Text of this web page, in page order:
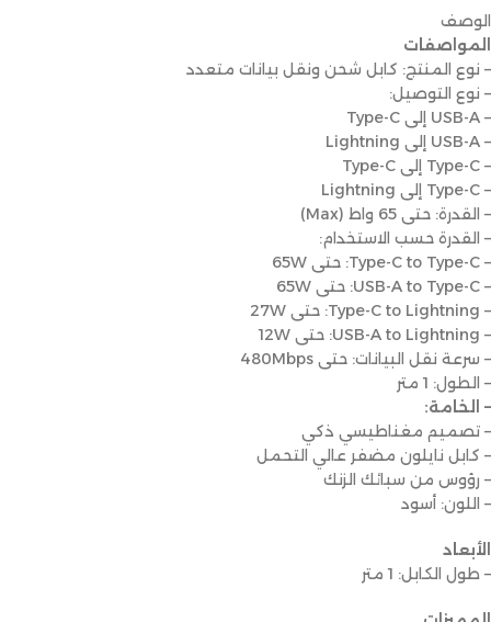
الوصف
المواصفات
– نوع المنتج: كابل شحن ونقل بيانات متعدد
– نوع التوصيل:
– USB-A إلى Type-C
– USB-A إلى Lightning
– Type-C إلى Type-C
– Type-C إلى Lightning
– القدرة: حتى 65 واط (Max)
– القدرة حسب الاستخدام:
– Type-C to Type-C: حتى 65W
– USB-A to Type-C: حتى 65W
– Type-C to Lightning: حتى 27W
– USB-A to Lightning: حتى 12W
– سرعة نقل البيانات: حتى 480Mbps
– الطول: 1 متر
– الخامة:
– تصميم مغناطيسي ذكي
– كابل نايلون مضفر عالي التحمل
– رؤوس من سبائك الزنك
– اللون: أسود
الأبعاد
– طول الكابل: 1 متر